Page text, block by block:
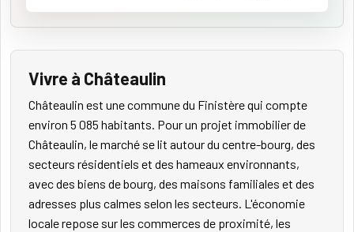
Vivre à Châteaulin
Châteaulin est une commune du Finistère qui compte
environ 5 085 habitants. Pour un projet immobilier de
Châteaulin, le marché se lit autour du centre-bourg, des
secteurs résidentiels et des hameaux environnants,
avec des biens de bourg, des maisons familiales et des
adresses plus calmes selon les secteurs. L'économie
locale repose sur les commerces de proximité, les